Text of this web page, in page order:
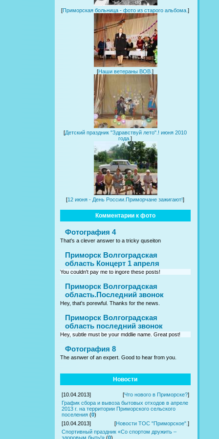
[Приморская больница - фото из старого альбома.]
[Наши ветераны ВОВ.]
[Детский праздник "Здравствуй лето".! июня 2010
года.]
[12 июня - День России.Приморчане зажигают!]
Комментарии к фото
Фотография 4
That's a clever answer to a tricky quseiton
Приморск Волгоградская
область Концерт 1 апреля
You couldn't pay me to ingore these posts!
Приморск Волгоградская
область.Последний звонок
Hey, that's porewful. Thanks for the news.
Приморск Волгоградская
область последний звонок
Hey, subtle must be your mddlie name. Great post!
Фотография 8
The asnwer of an expert. Good to hear from you.
Новости
[10.04.2013] [Что нового в Приморске?]
График сбора и вывоза бытовых отходов в апреле
2013 г. на территории Приморского сельского
поселения (0)
[10.04.2013]
[Новости ТОС "Приморское". ]
Спортивный праздник «Со спортом дружить –
здоровым быть!» (0)